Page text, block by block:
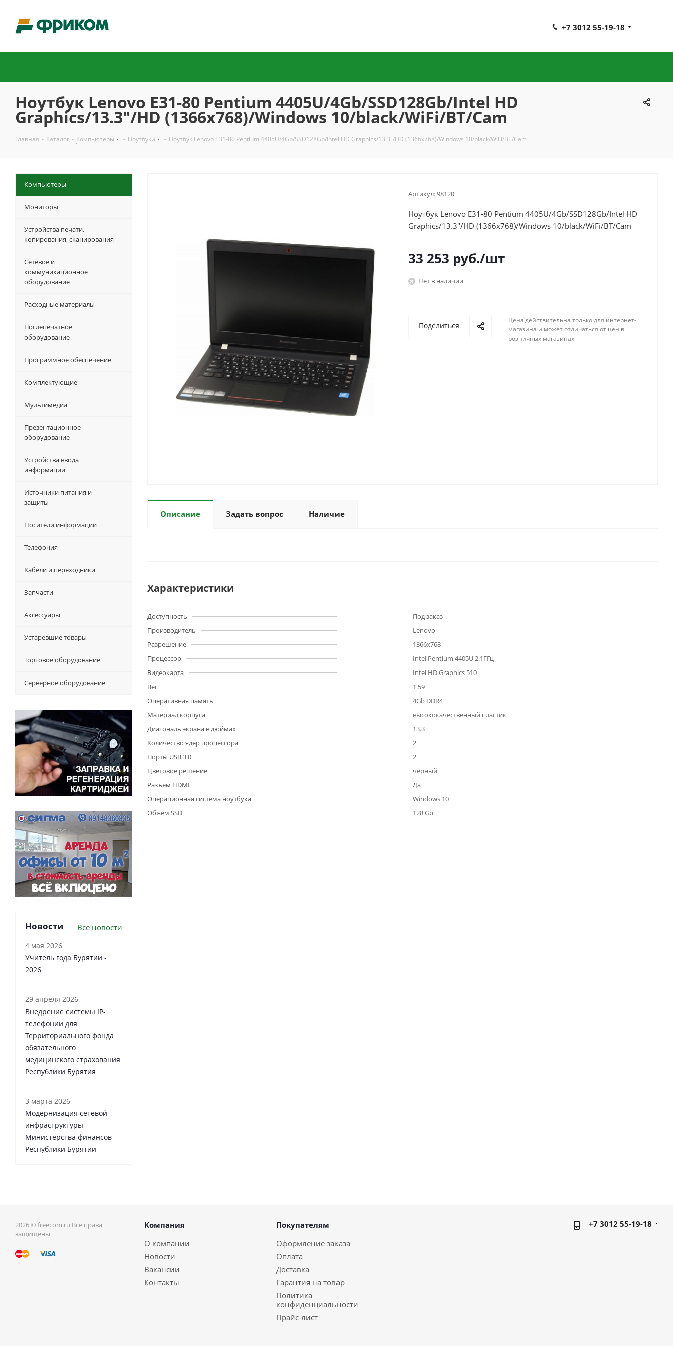
+7 3012 55-19-18
Ноутбук Lenovo E31-80 Pentium 4405U/4Gb/SSD128Gb/Intel HD
Graphics/13.3"/HD (1366x768)/Windows 10/black/WiFi/BT/Cam
Главная - Каталог - Компьютеры - Ноутбуки - Ноутбук Lenovo E31-80 Pentium 4405U/4Gb/SSD128Gb/Intel HD Graphics/13.3"/HD (1366x768)/Windows 10/black/WiFi/BT/Cam
Артикул:98120
Ноутбук Lenovo E31-80 Pentium 4405U/4Gb/SSD128Gb/Intel HD
Graphics/13.3"/HD (1366x768)/Windows 10/black/WiFi/BT/Cam
33 253 руб./шт
Нет в наличии
Поделиться
Цена действительна только для интернет-
магазина и может отличаться от цен в
розничных магазинах
Описание Задать вопрос Наличие
Характеристики
Доступность
Под заказ
Производитель
Lenovo
Разрешение
1366x768
Процессор
Intel Pentium 4405U 2.1ГГц
Видеокарта
Intel HD Graphics 510
Вес
1.59
Оперативная память
4Gb DDR4
Материал корпуса
высококачественный пластик
Диагональ экрана в дюймах
13.3
Количество ядер процессора
2
Порты USB 3.0
2
Цветовое решение
черный
Разъем HDMI
Да
Операционная система ноутбука
Windows 10
Объем SSD
128 Gb
Компьютеры
Мониторы
Устройства печати,
копирования, сканирования
Сетевое и
коммуникационное
оборудование
Расходные материалы
Послепечатное
оборудование
Программное обеспечение
Комплектующие
Мультимедиа
Презентационное
оборудование
Устройства ввода
информации
Источники питания и
защиты
Носители информации
Телефония
Кабели и переходники
Запчасти
Аксессуары
Устаревшие товары
Торговое оборудование
Серверное оборудование
Новости Все новости
4 мая 2026
Учитель года Бурятии -
2026
29 апреля 2026
Внедрение системы IP-
телефонии для
Территориального фонда
обязательного
медицинского страхования
Республики Бурятия
3 марта 2026
Модернизация сетевой
инфраструктуры
Министерства финансов
Республики Бурятии
2026 © freecom.ru Все права
защищены
Компания
О компании
Новости
Вакансии
Контакты
Покупателям
Оформление заказа
Оплата
Доставка
Гарантия на товар
Политика
конфиденциальности
Прайс-лист
+7 3012 55-19-18